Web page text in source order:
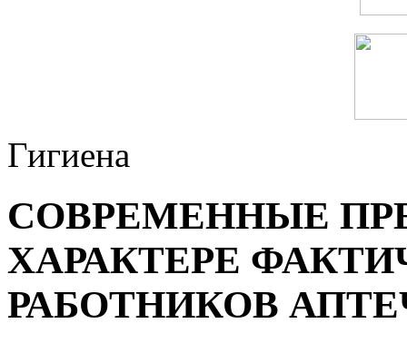
Гигиена
СОВРЕМЕННЫЕ
ХАРАКТЕРЕ
РАБОТНИКОВ